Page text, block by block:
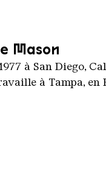
Mason
à San Diego,
à Tampa, en